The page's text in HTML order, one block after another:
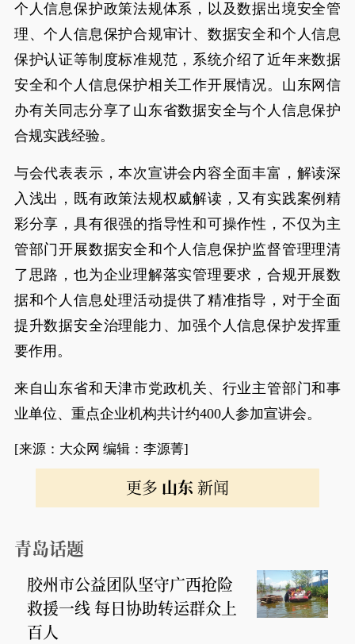
个人信息保护政策法规体系，以及数据出境安全管
理、个人信息保护合规审计、数据安全和个人信息
保护认证等制度标准规范，系统介绍了近年来数据
安全和个人信息保护相关工作开展情况。山东网信
办有关同志分享了山东省数据安全与个人信息保护
合规实践经验。
与会代表表示，本次宣讲会内容全面丰富，解读深
入浅出，既有政策法规权威解读，又有实践案例精
彩分享，具有很强的指导性和可操作性，不仅为主
管部门开展数据安全和个人信息保护监督管理理清
了思路，也为企业理解落实管理要求，合规开展数
据和个人信息处理活动提供了精准指导，对于全面
提升数据安全治理能力、加强个人信息保护发挥重
要作用。
来自山东省和天津市党政机关、行业主管部门和事
业单位、重点企业机构共计约400人参加宣讲会。
[来源：大众网 编辑：李源菁]
更多 山东 新闻
青岛话题
胶州市公益团队坚守广西抢险
救援一线 每日协助转运群众上
百人